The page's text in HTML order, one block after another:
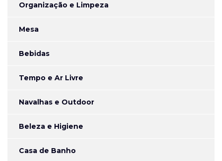
Organização e Limpeza
Mesa
Bebidas
Tempo e Ar Livre
Navalhas e Outdoor
Beleza e Higiene
Casa de Banho